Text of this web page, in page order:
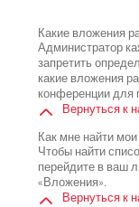
Какие вложения
Администратор
запретить
какие вложения
конференции для
Вернуться к
Как мне найти
Чтобы найти
перейдите в ваш
«Вложения».
Вернуться к